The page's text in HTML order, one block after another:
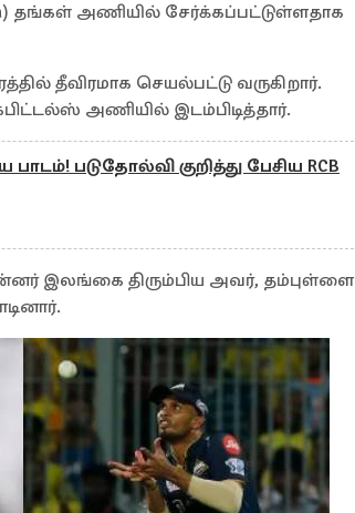
தங்கள் அணியில் சேர்க்கப்பட்டுள்ளதாக
தீவிரமாக செயல்பட்டு வருகிறார்.
அணியில் இடம்பிடித்தார்.
படுதோல்வி குறித்து பேசிய RCB
இலங்கை திரும்பிய அவர், தம்புள்ளை